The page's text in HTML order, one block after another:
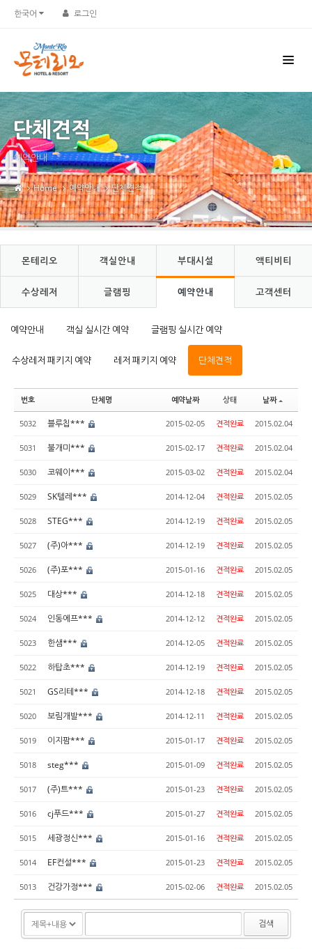
한국어 로그인
단체견적
예약안내
Home 예약안내 단체견적
몬테리오 객실안내 부대시설 액티비티
수상레저 글램핑 예약안내 고객센터
예약안내 객실 실시간 예약 글램핑 실시간 예약
수상레저 패키지 예약 레저 패키지 예약 단체견적
번호 단체명 예약날짜 상태 날짜
5032 블루칩*** 2015-02-05 견적완료 2015.02.04
5031 불개미*** 2015-02-17 견적완료 2015.02.04
5030 코웨이*** 2015-03-02 견적완료 2015.02.04
5029 SK텔레*** 2014-12-04 견적완료 2015.02.05
5028 STEG*** 2014-12-19 견적완료 2015.02.05
5027 (주)아*** 2014-12-19 견적완료 2015.02.05
5026 (주)포*** 2015-01-16 견적완료 2015.02.05
5025 대상*** 2014-12-18 견적완료 2015.02.05
5024 인동에프*** 2014-12-12 견적완료 2015.02.05
5023 한샘*** 2014-12-05 견적완료 2015.02.05
5022 하탑초*** 2014-12-19 견적완료 2015.02.05
5021 GS리테*** 2014-12-18 견적완료 2015.02.05
5020 보림개발*** 2014-12-11 견적완료 2015.02.05
5019 이지팜*** 2015-01-17 견적완료 2015.02.05
5018 steg*** 2015-01-09 견적완료 2015.02.05
5017 (주)트*** 2015-01-23 견적완료 2015.02.05
5016 cj푸드*** 2015-01-27 견적완료 2015.02.05
5015 세광정신*** 2015-01-16 견적완료 2015.02.05
5014 EF컨설*** 2015-01-23 견적완료 2015.02.05
5013 건강가정*** 2015-02-06 견적완료 2015.02.05
검색
Sketchbook5, 스케치북5